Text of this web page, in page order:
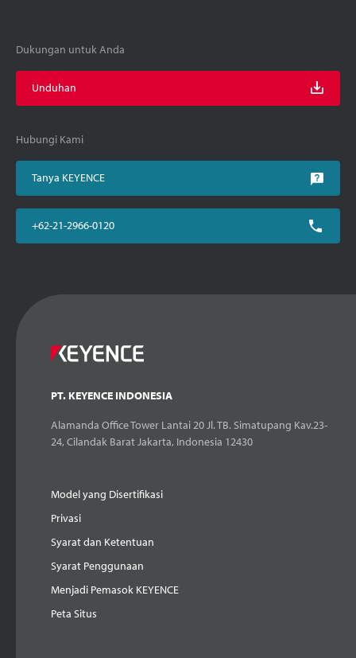
Dukungan untuk Anda
Unduhan
Hubungi Kami
Tanya KEYENCE
+62-21-2966-0120
PT. KEYENCE INDONESIA
Alamanda Office Tower Lantai 20 Jl. TB. Simatupang Kav.23-
24, Cilandak Barat Jakarta, Indonesia 12430
Model yang Disertifikasi
Privasi
Syarat dan Ketentuan
Syarat Penggunaan
Menjadi Pemasok KEYENCE
Peta Situs